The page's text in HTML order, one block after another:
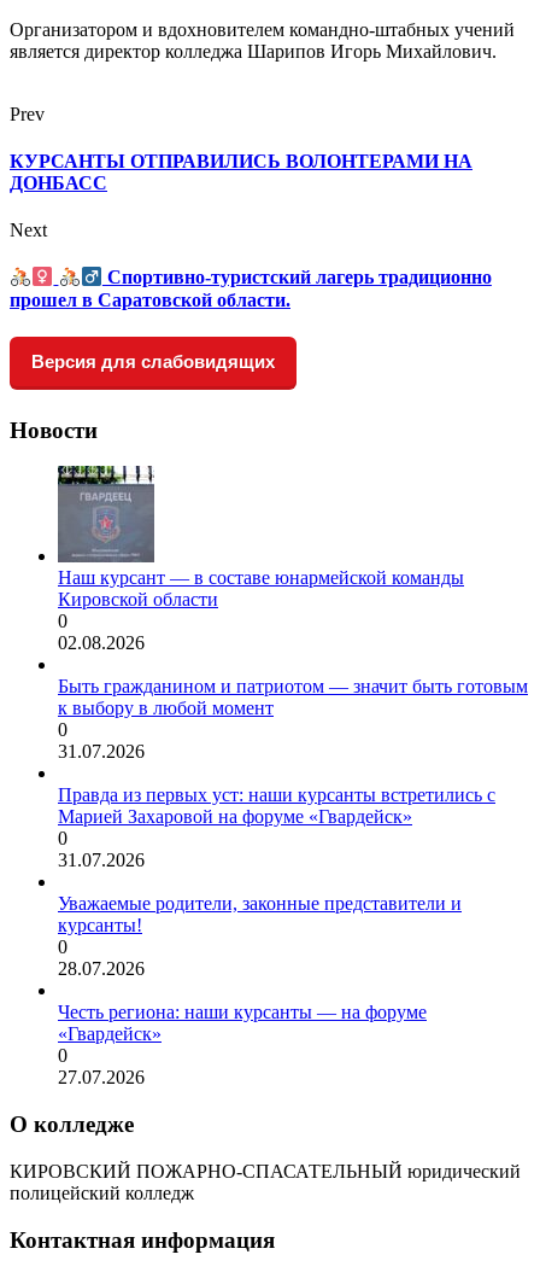
Организатором и вдохновителем командно-штабных учений
является директор колледжа Шарипов Игорь Михайлович.
Prev
КУРСАНТЫ ОТПРАВИЛИСЬ ВОЛОНТЕРАМИ НА
ДОНБАСС
Next
Спортивно-туристский лагерь традиционно
прошел в Саратовской области.
Версия для слабовидящих
Новости
Наш курсант — в составе юнармейской команды
Кировской области
0
02.08.2026
Быть гражданином и патриотом — значит быть готовым
к выбору в любой момент
0
31.07.2026
Правда из первых уст: наши курсанты встретились с
Марией Захаровой на форуме «Гвардейск»
0
31.07.2026
Уважаемые родители, законные представители и
курсанты!
0
28.07.2026
Честь региона: наши курсанты — на форуме
«Гвардейск»
0
27.07.2026
О колледже
КИРОВСКИЙ ПОЖАРНО-СПАСАТЕЛЬНЫЙ юридический
полицейский колледж
Контактная информация